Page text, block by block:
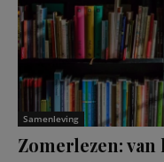
Samenleving
Zomerlezen: